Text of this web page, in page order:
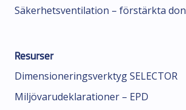
Säkerhetsventilation – förstärkta don
Resurser
Dimensioneringsverktyg SELECTOR
Miljövarudeklarationer – EPD